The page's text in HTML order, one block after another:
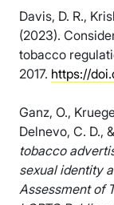
Davis, D. R.,
(2023).
tobacco
2017. https://
Ganz, O.,
Delnevo, C. D.,
tobacco
sexual identity
Assessment of